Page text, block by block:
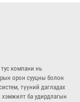
компани нь
орон сууцны болон
түүний дагладах
хэмжилт ба удирдлагын